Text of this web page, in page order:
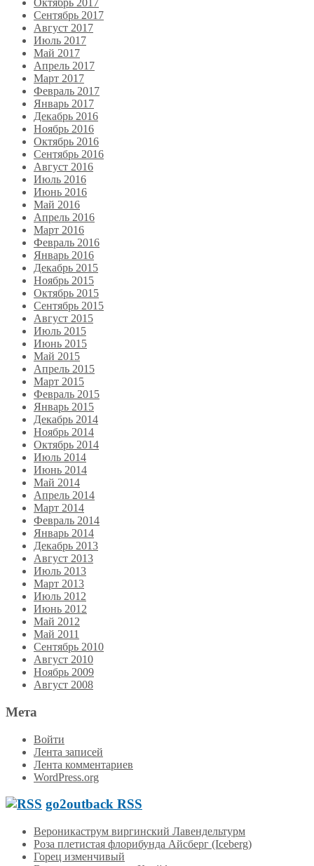
Октябрь 2017
Сентябрь 2017
Август 2017
Июль 2017
Май 2017
Апрель 2017
Март 2017
Февраль 2017
Январь 2017
Декабрь 2016
Ноябрь 2016
Октябрь 2016
Сентябрь 2016
Август 2016
Июль 2016
Июнь 2016
Май 2016
Апрель 2016
Март 2016
Февраль 2016
Январь 2016
Декабрь 2015
Ноябрь 2015
Октябрь 2015
Сентябрь 2015
Август 2015
Июль 2015
Июнь 2015
Май 2015
Апрель 2015
Март 2015
Февраль 2015
Январь 2015
Декабрь 2014
Ноябрь 2014
Октябрь 2014
Июль 2014
Июнь 2014
Май 2014
Апрель 2014
Март 2014
Февраль 2014
Январь 2014
Декабрь 2013
Август 2013
Июль 2013
Март 2013
Июль 2012
Июнь 2012
Май 2012
Май 2011
Сентябрь 2010
Август 2010
Ноябрь 2009
Август 2008
Мета
Войти
Лента записей
Лента комментариев
WordPress.org
go2outback RSS
Вероникаструм виргинский Лавендельтурм
Роза плетистая флорибунда Айсберг (Iceberg)
Горец изменчивый